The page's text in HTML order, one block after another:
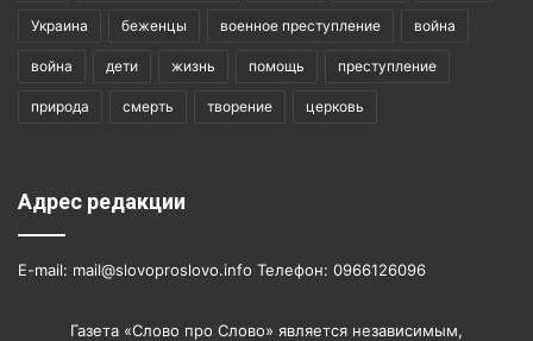
Украина беженцы военное преступление война
война дети жизнь помощь преступление
природа смерть творение церковь
Адрес редакции
E-mail: mail@slovoproslovo.info Телефон: 0966126096
Газета «Слово про Слово» является независимым,